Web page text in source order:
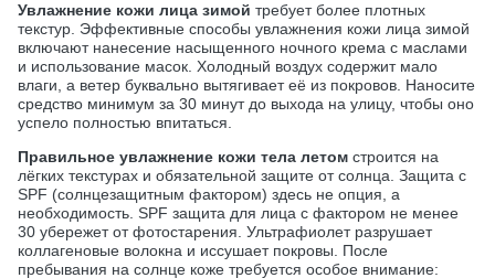
Увлажнение кожи лица зимой требует более плотных
текстур. Эффективные способы увлажнения кожи лица зимой
включают нанесение насыщенного ночного крема с маслами
и использование масок. Холодный воздух содержит мало
влаги, а ветер буквально вытягивает её из покровов. Наносите
средство минимум за 30 минут до выхода на улицу, чтобы оно
успело полностью впитаться.
Правильное увлажнение кожи тела летом строится на
лёгких текстурах и обязательной защите от солнца. Защита с
SPF (солнцезащитным фактором) здесь не опция, а
необходимость. SPF защита для лица с фактором не менее
30 убережет от фотостарения. Ультрафиолет разрушает
коллагеновые волокна и иссушает покровы. После
пребывания на солнце коже требуется особое внимание: